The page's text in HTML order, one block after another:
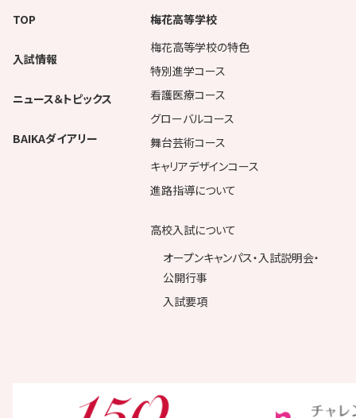
TOP
入試情報
ニュース＆トピックス
BAIKAダイアリー
梅花高等学校
梅花高等学校の特色
特別進学コース
看護医療コース
グローバルコース
舞台芸術コース
キャリアデザインコース
進路指導について
高校入試について
オープンキャンパス・入試説明会・
公開行事
入試要項